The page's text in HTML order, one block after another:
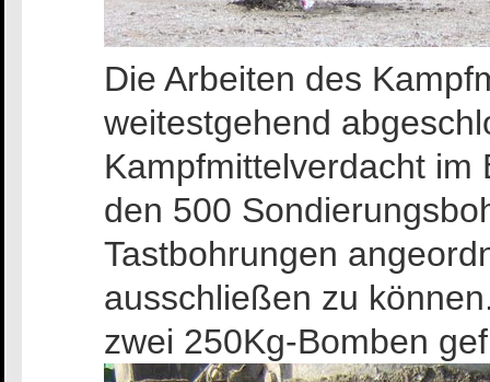
Die Arbeiten des
weitestgehend
Kampfmittelverdacht im
den 500
Tastbohrungen
ausschließen zu
zwei 250Kg-Bomben